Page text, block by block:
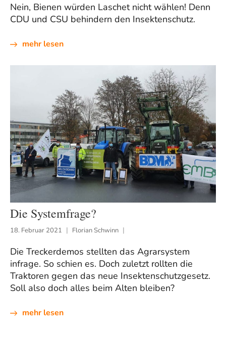
Nein, Bienen würden Laschet nicht wählen! Denn
CDU und CSU behindern den Insektenschutz.
mehr lesen
Die Systemfrage?
18. Februar 2021 Florian Schwinn
Die Treckerdemos stellten das Agrarsystem
infrage. So schien es. Doch zuletzt rollten die
Traktoren gegen das neue Insektenschutzgesetz.
Soll also doch alles beim Alten bleiben?
mehr lesen